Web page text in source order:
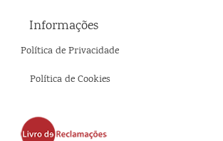
Informações
Política de Privacidade
Política de Cookies